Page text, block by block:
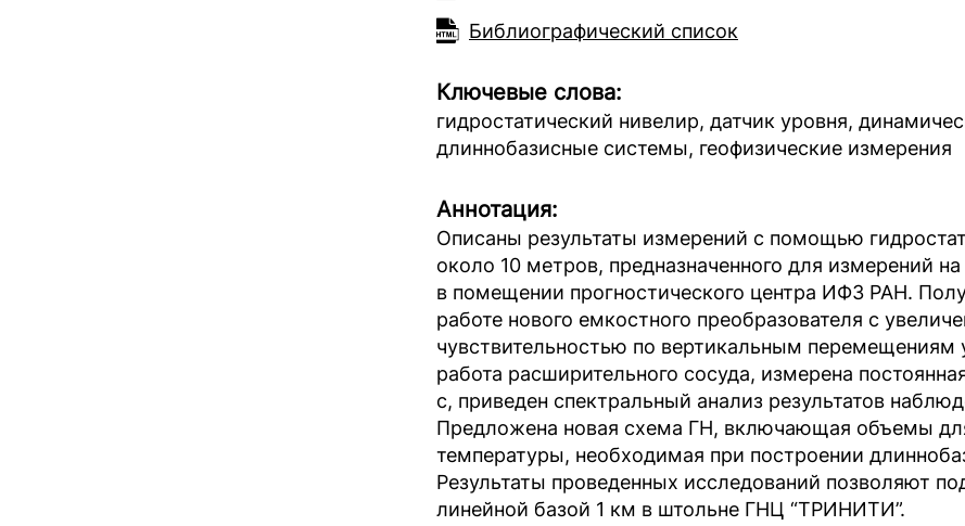
Библиографический список
Ключевые слова:
гидростатический нивелир, датчик уровня,
длиннобазисные системы, геофизические измерения
Аннотация:
Описаны результаты измерений с помощью
около 10 метров, предназначенного для измерений
в помещении прогностического центра ИФЗ РАН.
работе нового емкостного преобразователя с
чувствительностью по вертикальным перемещениям
работа расширительного сосуда, измерена
с, приведен спектральный анализ результатов
Предложена новая схема ГН, включающая объемы
температуры, необходимая при построении
Результаты проведенных исследований позволяют
линейной базой 1 км в штольне ГНЦ “ТРИНИТИ”.